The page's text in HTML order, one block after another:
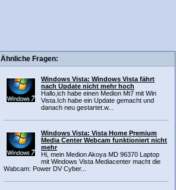
Ähnliche Fragen:
Windows Vista: Windows Vista fährt
nach Update nicht mehr hoch
Hallo,ich habe einen Medion Mt7 mit Win
Vista.Ich habe ein Update gemacht und
danach neu gestartet.w...
Windows Vista: Vista Home Premium
Media Center Webcam funktioniert nicht
mehr
Hi, mein Medion Akoya MD 96370 Laptop
mit Windows Vista Mediacenter macht die
Wabcam: Power DV Cyber...